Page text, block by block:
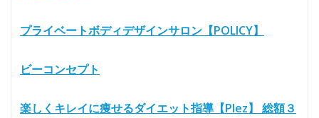
プライベートボディデザインサロン【POLICY】
ビーコンセプト
楽しくキレイに痩せるダイエット指導【Plez】 総額３